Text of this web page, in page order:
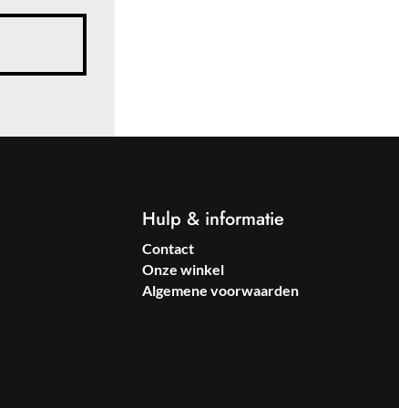
Hulp & informatie
Contact
Onze winkel
Algemene voorwaarden